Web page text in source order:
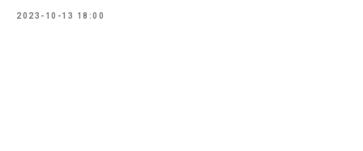
2023-10-13 18:00